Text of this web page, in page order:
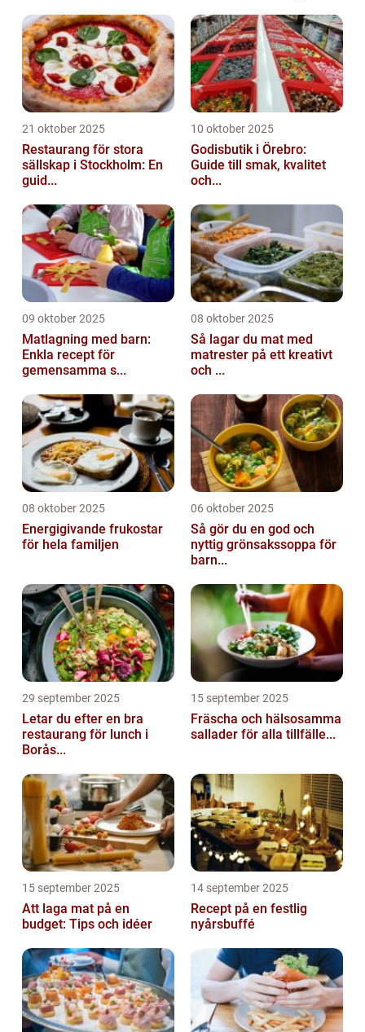
21 oktober 2025
Restaurang för stora
sällskap i Stockholm: En
guid...
10 oktober 2025
Godisbutik i Örebro:
Guide till smak, kvalitet
och...
09 oktober 2025
Matlagning med barn:
Enkla recept för
gemensamma s...
08 oktober 2025
Så lagar du mat med
matrester på ett kreativt
och ...
08 oktober 2025
Energigivande frukostar
för hela familjen
06 oktober 2025
Så gör du en god och
nyttig grönsakssoppa för
barn...
29 september 2025
Letar du efter en bra
restaurang för lunch i
Borås...
15 september 2025
Fräscha och hälsosamma
sallader för alla tillfälle...
15 september 2025
Att laga mat på en
budget: Tips och idéer
14 september 2025
Recept på en festlig
nyårsbuffé